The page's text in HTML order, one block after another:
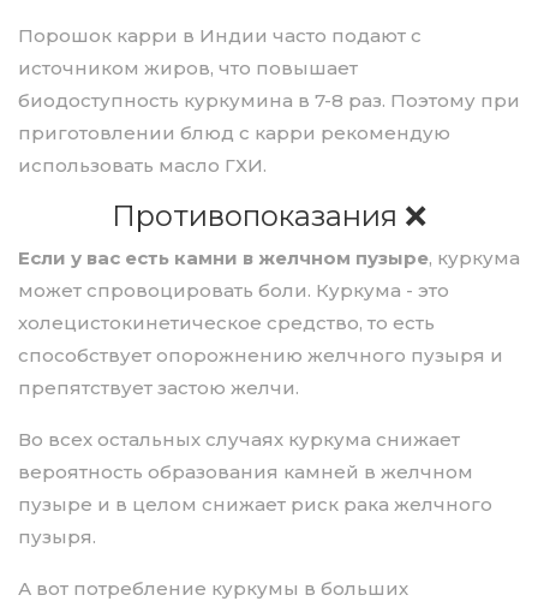
Порошок карри в Индии часто подают с
источником жиров, что повышает
биодоступность куркумина в 7-8 раз. Поэтому при
приготовлении блюд с карри рекомендую
использовать масло ГХИ.
Противопоказания ❌
Если у вас есть камни в желчном пузыре, куркума
может спровоцировать боли. Куркума - это
холецистокинетическое средство, то есть
способствует опорожнению желчного пузыря и
препятствует застою желчи.
Во всех остальных случаях куркума снижает
вероятность образования камней в желчном
пузыре и в целом снижает риск рака желчного
пузыря.
А вот потребление куркумы в больших